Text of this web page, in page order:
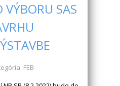
VÝBORU SAS
FEB